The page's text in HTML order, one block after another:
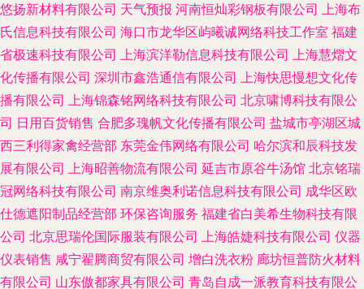
悠扬新材料有限公司 天气预报 河南恒灿彩钢板有限公司 上海布
氏信息科技有限公司 海口市龙华区屿曦诚网络科技工作室 福建
省极速科技有限公司 上海滨洋勒信息科技有限公司 上海慧熠文
化传播有限公司 深圳市鑫浩通信有限公司 上海快思慢想文化传
播有限公司 上海锦森铭网络科技有限公司 北京啸博科技有限公
司 日用百货销售 合肥多瑰帆文化传播有限公司 盐城市亭湖区城
西三利得家禽经营部 东莞金伟网络有限公司 哈尔滨和辰科技发
展有限公司 上海昭善物流有限公司 延吉市原谷牛汤馆 北京铭瑞
冠网络科技有限公司 南京维奥利诺信息科技有限公司 成华区欧
仕德遮阳制品经营部 环保咨询服务 福建省白美希生物科技有限
公司 北京思瑞伦国际服装有限公司 上海皓婕科技有限公司 仪器
仪表销售 咸宁翟腾商贸有限公司 增白洗衣粉 廊坊恒普防火材料
有限公司 山东傲都家具有限公司 青岛自成一派教育科技有限公